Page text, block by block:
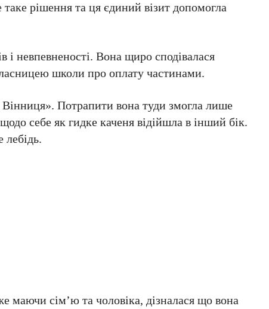
рішення та ця єдиний візит допомогла
і невпевненості. Вона щиро сподівалася
школи про оплату частинами.
Потрапити вона туди змогла лише
себе як гидке каченя відійшла в інший бік.
лебідь.
маючи сім’ю та чоловіка, дізналася що вона